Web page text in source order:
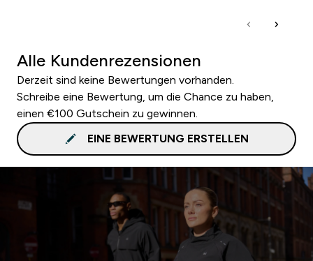
Alle Kundenrezensionen
Derzeit sind keine Bewertungen vorhanden.
Schreibe eine Bewertung, um die Chance zu haben,
einen €100 Gutschein zu gewinnen.
EINE BEWERTUNG ERSTELLEN